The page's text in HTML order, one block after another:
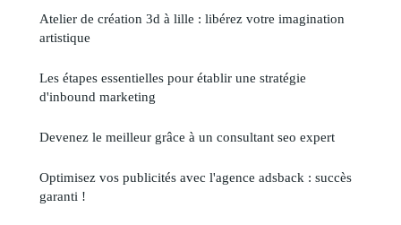
Atelier de création 3d à lille : libérez votre imagination
artistique
Les étapes essentielles pour établir une stratégie
d'inbound marketing
Devenez le meilleur grâce à un consultant seo expert
Optimisez vos publicités avec l'agence adsback : succès
garanti !